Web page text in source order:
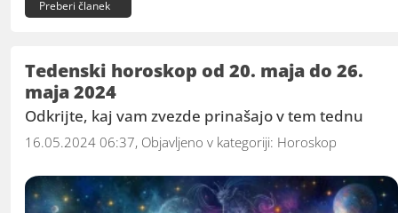
Preberi članek
Tedenski horoskop od 20. maja do 26.
maja 2024
Odkrijte, kaj vam zvezde prinašajo v tem tednu
16.05.2024 06:37, Objavljeno v kategoriji: Horoskop